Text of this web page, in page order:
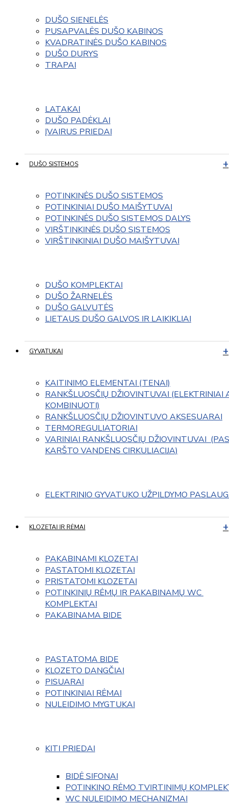
DUŠO SIENELĖS
PUSAPVALĖS DUŠO KABINOS
KVADRATINĖS DUŠO KABINOS
DUŠO DURYS
TRAPAI
LATAKAI
DUŠO PADĖKLAI
ĮVAIRUS PRIEDAI
DUŠO SISTEMOS
POTINKINĖS DUŠO SISTEMOS
POTINKINIAI DUŠO MAIŠYTUVAI
POTINKINĖS DUŠO SISTEMOS DALYS
VIRŠTINKINĖS DUŠO SISTEMOS
VIRŠTINKINIAI DUŠO MAIŠYTUVAI
DUŠO KOMPLEKTAI
DUŠO ŽARNELĖS
DUŠO GALVUTĖS
LIETAUS DUŠO GALVOS IR LAIKIKLIAI
GYVATUKAI
KAITINIMO ELEMENTAI (TENAI)
RANKŠLUOSČIŲ DŽIOVINTUVAI (ELEKTRINIAI
KOMBINUOTI)
RANKŠLUOSČIŲ DŽIOVINTUVO AKSESUARAI
TERMOREGULIATORIAI
VARINIAI RANKŠLUOSČIŲ DŽIOVINTUVAI
KARŠTO VANDENS CIRKULIACIJA)
ELEKTRINIO GYVATUKO UŽPILDYMO
KLOZETAI IR RĖMAI
PAKABINAMI KLOZETAI
PASTATOMI KLOZETAI
PRISTATOMI KLOZETAI
POTINKINIŲ RĖMŲ IR PAKABINAMŲ WC
KOMPLEKTAI
PAKABINAMA BIDE
PASTATOMA BIDE
KLOZETO DANGČIAI
PISUARAI
POTINKINIAI RĖMAI
NULEIDIMO MYGTUKAI
KITI PRIEDAI
BIDĖ SIFONAI
POTINKINO RĖMO TVIRTINIMŲ
WC NULEIDIMO MECHANIZMAI